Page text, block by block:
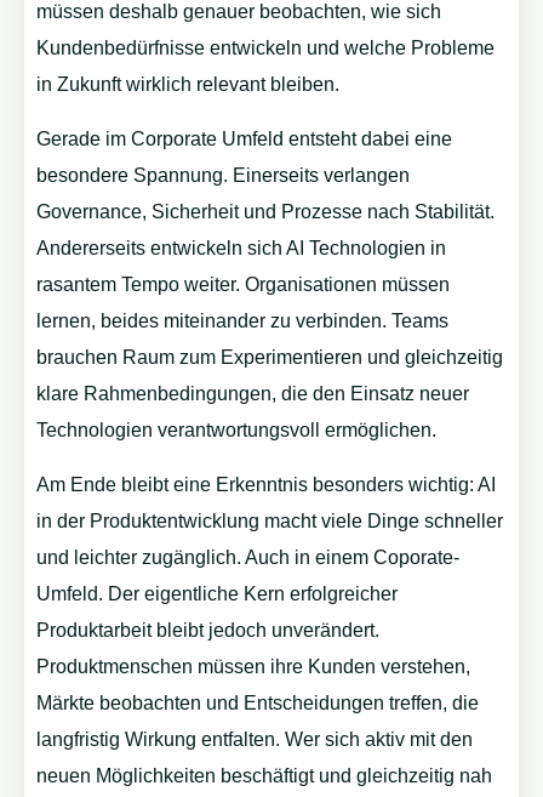
müssen deshalb genauer beobachten, wie sich
Kundenbedürfnisse entwickeln und welche Probleme
in Zukunft wirklich relevant bleiben.
Gerade im Corporate Umfeld entsteht dabei eine
besondere Spannung. Einerseits verlangen
Governance, Sicherheit und Prozesse nach Stabilität.
Andererseits entwickeln sich AI Technologien in
rasantem Tempo weiter. Organisationen müssen
lernen, beides miteinander zu verbinden. Teams
brauchen Raum zum Experimentieren und gleichzeitig
klare Rahmenbedingungen, die den Einsatz neuer
Technologien verantwortungsvoll ermöglichen.
Am Ende bleibt eine Erkenntnis besonders wichtig: AI
in der Produktentwicklung macht viele Dinge schneller
und leichter zugänglich. Auch in einem Coporate-
Umfeld. Der eigentliche Kern erfolgreicher
Produktarbeit bleibt jedoch unverändert.
Produktmenschen müssen ihre Kunden verstehen,
Märkte beobachten und Entscheidungen treffen, die
langfristig Wirkung entfalten. Wer sich aktiv mit den
neuen Möglichkeiten beschäftigt und gleichzeitig nah